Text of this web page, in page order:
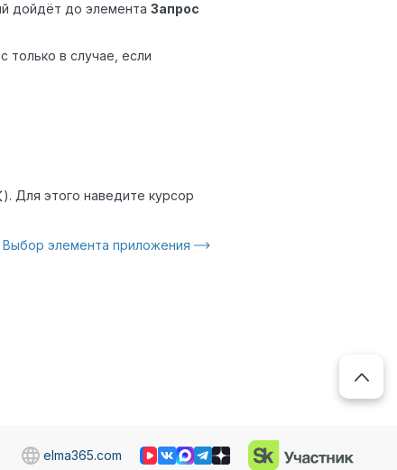
дойдёт до элемента Запрос
только в случае, если
). Для этого наведите курсор
Выбор элемента приложения
elma365.com